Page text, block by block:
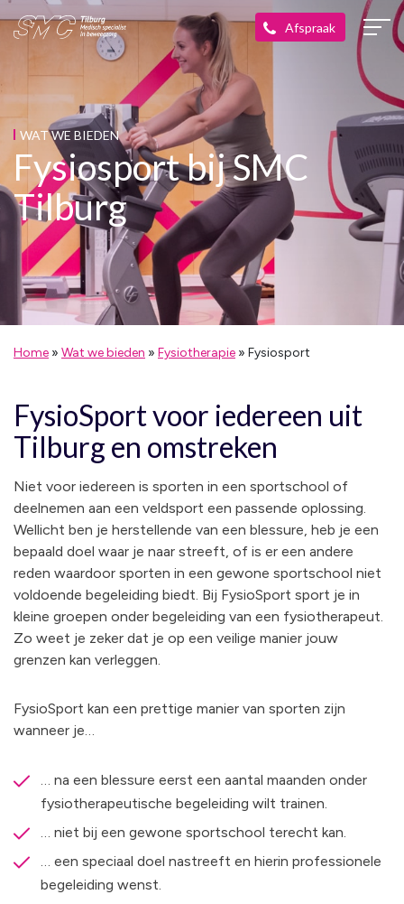
WAT WE BIEDEN
Fysiosport bij SMC
Tilburg
Home » Wat we bieden » Fysiotherapie » Fysiosport
FysioSport voor iedereen uit
Tilburg en omstreken
Niet voor iedereen is sporten in een sportschool of
deelnemen aan een veldsport een passende oplossing.
Wellicht ben je herstellende van een blessure, heb je een
bepaald doel waar je naar streeft, of is er een andere
reden waardoor sporten in een gewone sportschool niet
voldoende begeleiding biedt. Bij FysioSport sport je in
kleine groepen onder begeleiding van een fysiotherapeut.
Zo weet je zeker dat je op een veilige manier jouw
grenzen kan verleggen.
FysioSport kan een prettige manier van sporten zijn
wanneer je…
… na een blessure eerst een aantal maanden onder
fysiotherapeutische begeleiding wilt trainen.
… niet bij een gewone sportschool terecht kan.
… een speciaal doel nastreeft en hierin professionele
begeleiding wenst.